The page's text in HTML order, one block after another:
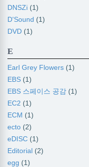
DNSZi (1)
D'Sound (1)
DVD (1)
E
Earl Grey Flowers (1)
EBS (1)
EBS 스페이스 공감 (1)
EC2 (1)
ECM (1)
ecto (2)
eDISC (1)
Editorial (2)
egg (1)